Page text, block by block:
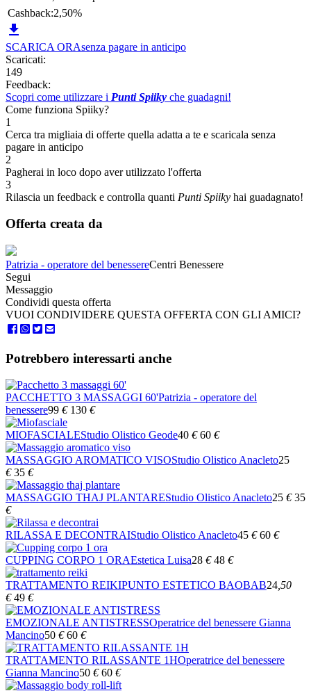
Cashback:2,50%

SCARICA ORAsenza pagare in anticipo
Scaricati:
149
Feedback:
Scopri come utilizzare i Punti Spiiky che guadagni!
Come funziona Spiiky?
1
Cerca tra migliaia di offerte quella adatta a te e scaricala senza
pagare in anticipo
2
Pagherai in loco dopo aver utilizzato l'offerta
3
Rilascia un feedback e controlla quanti Punti Spiiky hai guadagnato!
Offerta creata da
Patrizia - operatore del benessereCentri Benessere
Segui
Messaggio
Condividi questa offerta
VUOI CONDIVIDERE QUESTA OFFERTA CON GLI AMICI?
Potrebbero interessarti anche
PACCHETTO 3 MASSAGGI 60'Patrizia - operatore del
benessere99 € 130 €
MIOFASCIALEStudio Olistico Geode40 € 60 €
MASSAGGIO AROMATICO VISOStudio Olistico Anacleto25
€ 35 €
MASSAGGIO THAJ PLANTAREStudio Olistico Anacleto25 € 35
€
RILASSA E DECONTRAIStudio Olistico Anacleto45 € 60 €
CUPPING CORPO 1 ORAEstetica Luisa28 € 48 €
TRATTAMENTO REIKIPUNTO ESTETICO BAOBAB24,50
€ 49 €
EMOZIONALE ANTISTRESSOperatrice del benessere Gianna
Mancino50 € 60 €
TRATTAMENTO RILASSANTE 1HOperatrice del benessere
Gianna Mancino50 € 60 €